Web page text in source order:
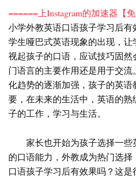
======上Instagram的加速器【
小学外教英语口语孩子学习后
学生哑巴式英语现象的出现，
视起孩子的口语，应试技巧固
门语言的主要作用还是用于交
化趋势的逐渐加强，孩子的英语
要，在未来的生活中，英语的
子的工作，学习与生活。
家长也开始为孩子选择一些
的口语能力，外教成为热门选
口语孩子学习后有效果吗？这